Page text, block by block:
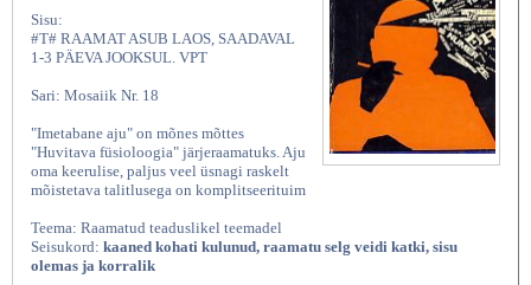
Sisu:
#T# RAAMAT ASUB LAOS, SAADAVAL
1-3 PÄEVA JOOKSUL. VPT
Sari: Mosaiik Nr. 18
"Imetabane aju" on mõnes mõttes
"Huvitava füsioloogia" järjeraamatuks. Aju
oma keerulise, paljus veel üsnagi raskelt
mõistetava talitlusega on komplitseerituim
Teema: Raamatud teaduslikel teemadel
Seisukord: kaaned kohati kulunud, raamatu selg veidi katki, sisu
olemas ja korralik